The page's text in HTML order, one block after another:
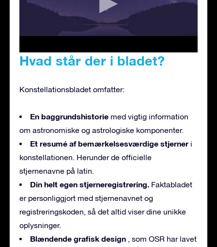
Hvad står der i bladet?
Konstellationsbladet omfatter:
En baggrundshistorie med vigtig information
om astronomiske og astrologiske komponenter.
Et resumé af bemærkelsesværdige stjerneri
konstellationen. Herunder de officielle
stjernenavne på latin.
Din helt egen stjerneregistrering. Faktabladet
er personliggjort med stjernenavnet og
registreringskoden, så det altid viser dine unikke
oplysninger.
Blændende grafisk design , som OSR har lavet